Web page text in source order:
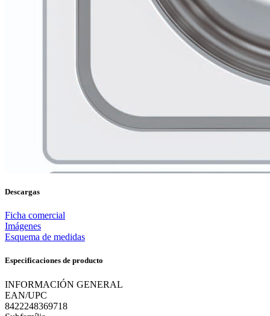
Descargas
Ficha comercial
Imágenes
Esquema de medidas
Especificaciones de producto
INFORMACIÓN GENERAL
EAN/UPC
8422248369718